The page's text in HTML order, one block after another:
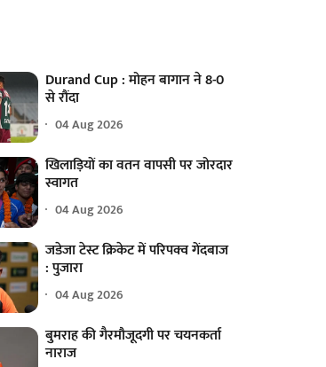
Durand Cup : मोहन बागान ने 8-0
से रौंदा
04 Aug 2026
खिलाड़ियों का वतन वापसी पर जोरदार
स्वागत
04 Aug 2026
जडेजा टेस्ट क्रिकेट में परिपक्व गेंदबाज
: पुजारा
04 Aug 2026
बुमराह की गैरमौजूदगी पर चयनकर्ता
नाराज